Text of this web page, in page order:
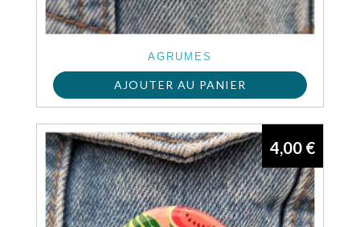
AGRUMES
AJOUTER AU PANIER
4,00 €